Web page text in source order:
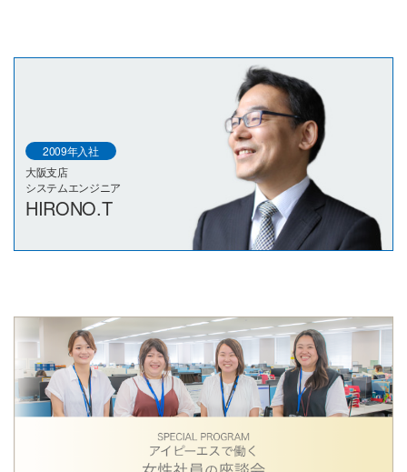
2009年入社
大阪支店
システムエンジニア
HIRONO.T